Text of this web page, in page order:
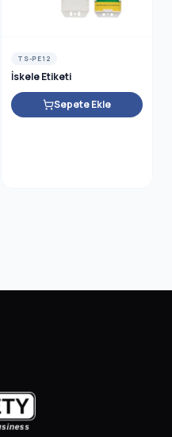
TS-PE12
İskele Etiketi
Sepete Ekle